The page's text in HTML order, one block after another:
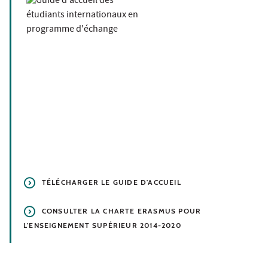
TÉLÉCHARGER LE GUIDE D'ACCUEIL
CONSULTER LA CHARTE ERASMUS POUR
L'ENSEIGNEMENT SUPÉRIEUR 2014-2020